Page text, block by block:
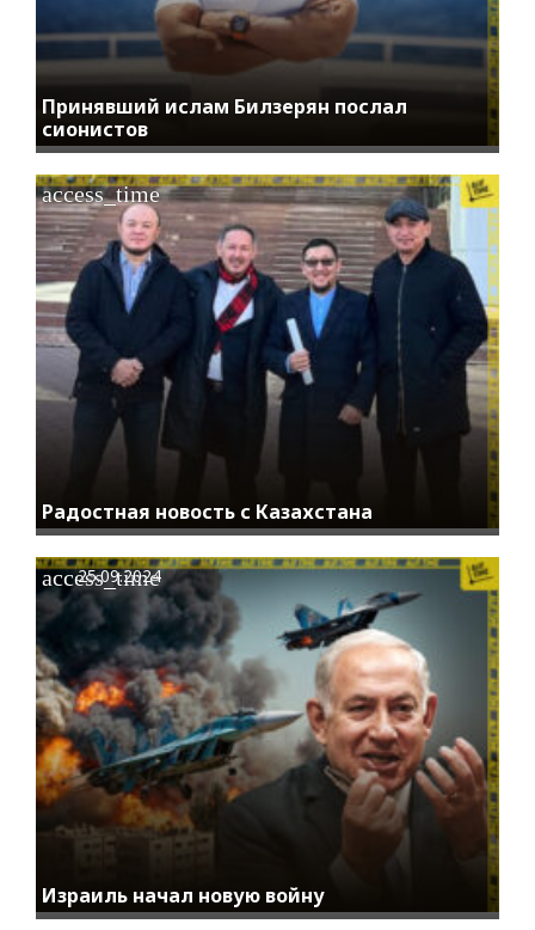
Принявший ислам Билзерян послал
сионистов
Радостная новость с Казахстана
access_time
Израиль начал новую войну
access_time
25.09.2024